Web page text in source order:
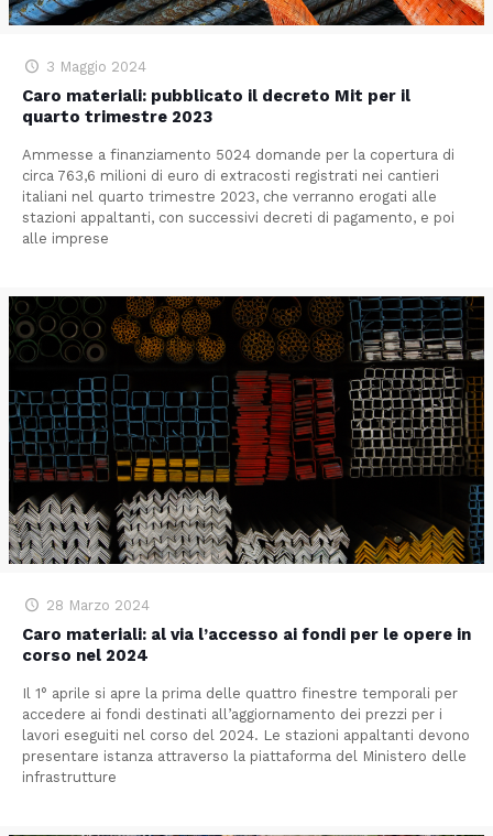
3 Maggio 2024
Caro materiali: pubblicato il decreto Mit per il
quarto trimestre 2023
Ammesse a finanziamento 5024 domande per la copertura di
circa 763,6 milioni di euro di extracosti registrati nei cantieri
italiani nel quarto trimestre 2023, che verranno erogati alle
stazioni appaltanti, con successivi decreti di pagamento, e poi
alle imprese
28 Marzo 2024
Caro materiali: al via l’accesso ai fondi per le opere in
corso nel 2024
Il 1° aprile si apre la prima delle quattro finestre temporali per
accedere ai fondi destinati all’aggiornamento dei prezzi per i
lavori eseguiti nel corso del 2024. Le stazioni appaltanti devono
presentare istanza attraverso la piattaforma del Ministero delle
infrastrutture